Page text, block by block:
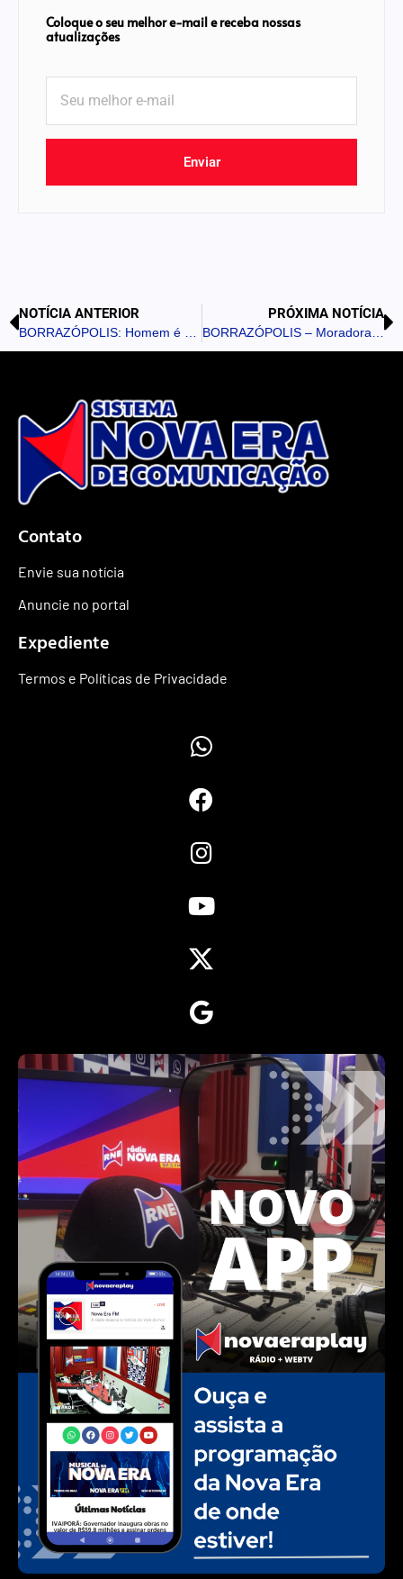
Coloque o seu melhor e-mail e receba nossas
atualizações
Enviar
NOTÍCIA ANTERIOR
BORRAZÓPOLIS: Homem é picado por cobra dentro de casa
PRÓXIMA NOTÍCIA
BORRAZÓPOLIS – Moradora registra boletim após ter gata envenenada
Contato
Envie sua notícia
Anuncie no portal
Expediente
Termos e Políticas de Privacidade